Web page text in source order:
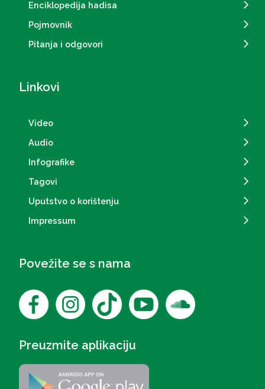
Enciklopedija hadisa
Pojmovnik
Pitanja i odgovori
Linkovi
Video
Audio
Infografike
Tagovi
Uputstvo o korištenju
Impressum
Povežite se s nama
Preuzmite aplikaciju